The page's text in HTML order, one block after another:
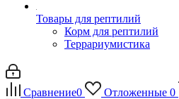
Товары для рептилий
Корм для рептилий
Террариумистика
Сравнение0 Отложенные 0